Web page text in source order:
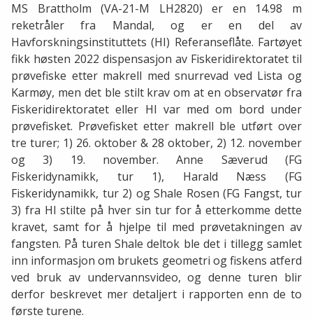
MS Brattholm (VA-21-M LH2820) er en 14.98 m
reketråler fra Mandal, og er en del av
Havforskningsinstituttets (HI) Referanseflåte. Fartøyet
fikk høsten 2022 dispensasjon av Fiskeridirektoratet til
prøvefiske etter makrell med snurrevad ved Lista og
Karmøy, men det ble stilt krav om at en observatør fra
Fiskeridirektoratet eller HI var med om bord under
prøvefisket. Prøvefisket etter makrell ble utført over
tre turer; 1) 26. oktober & 28 oktober, 2) 12. november
og 3) 19. november. Anne Sæverud (FG
Fiskeridynamikk, tur 1), Harald Næss (FG
Fiskeridynamikk, tur 2) og Shale Rosen (FG Fangst, tur
3) fra HI stilte på hver sin tur for å etterkomme dette
kravet, samt for å hjelpe til med prøvetakningen av
fangsten. På turen Shale deltok ble det i tillegg samlet
inn informasjon om brukets geometri og fiskens atferd
ved bruk av undervannsvideo, og denne turen blir
derfor beskrevet mer detaljert i rapporten enn de to
første turene.